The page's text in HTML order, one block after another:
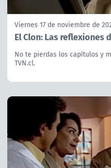
Viernes 17 de noviembre de
El Clon: Las reflexiones
No te pierdas los capítulos y
TVN.cl.